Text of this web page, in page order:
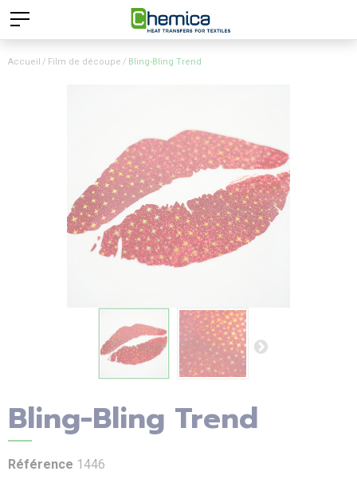
Accueil Film de découpe Bling-Bling Trend
Bling-Bling Trend
Référence 1446